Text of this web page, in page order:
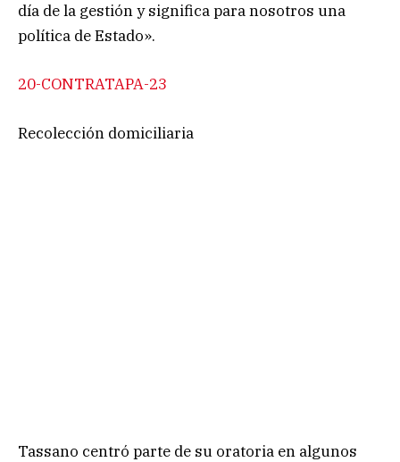
día de la gestión y significa para nosotros una
política de Estado».
20-CONTRATAPA-23
Recolección domiciliaria
Tassano centró parte de su oratoria en algunos